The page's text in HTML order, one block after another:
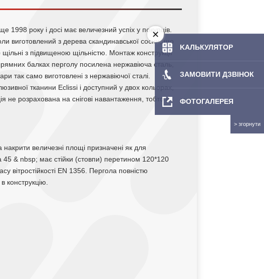
1998 року і досі має величезний успіх у покупців.
виготовлений з дерева скандинавської сосни, що
з підвищеною щільністю. Монтаж конструкції
балках перголу посилена нержавіюча сталь,
так само виготовлені з нержавіючої сталі.
тканини Eclissi і доступний у двох кольорах,
не розрахована на снігові навантаження, тобто в
величезні площі призначені як для
45 & nbsp; має стійки (стовпи) перетином 120*120
EN 1356. Пергола повністю
конструкцію.
KAЛЬКУЛЯТOP
ЗАМОВИТИ ДЗВІНОК
ФОТОГАЛЕРЕЯ